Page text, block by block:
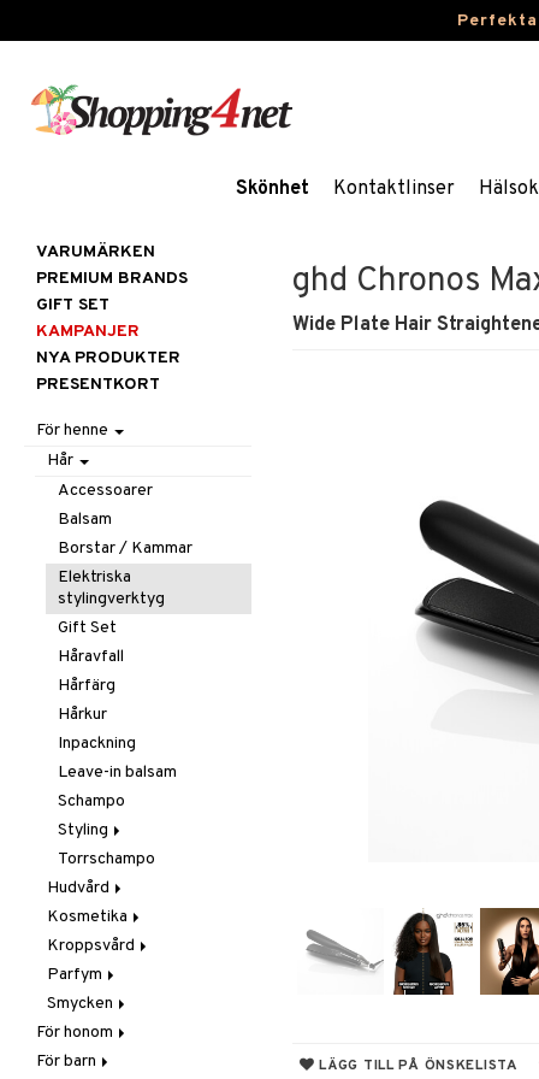
Skönhet Kontaktlinser
ghd Chronos
Wide Plate Hair
LÄGG TILL PÅ ÖNSKELISTA
VARUMÄRKEN
PREMIUM BRANDS
GIFT SET
KAMPANJER
NYA PRODUKTER
PRESENTKORT
För henne
Hår
Accessoarer
Balsam
Borstar / Kammar
Elektriska
stylingverktyg
Gift Set
Håravfall
Hårfärg
Hårkur
Inpackning
Leave-in balsam
Schampo
Styling
Glans & Antifrizz
Hårspray
Lockar
Värmeskydd
Vax & Gelé
Volymprodukter
Torrschampo
Hudvård
Ansiktscremer
Fet hy
Känslig hy
Normal hy
Torr hy
Ansiktsvård
Ansiktsvatten
Ögon makeup remover
Rengöring
Brun utan sol
Giftset
Hårborttagning
Masker
Kosmetika
Gift Set
Hud
Bronzer & Highlighter
Concealer
Färgad Dagcreme
Läppar
Balm
Läppenna
Naglar
Lösnaglar
Ögon
Kroppsvård
Badprodukter
Bodylotion
Brun utan sol
Deodorant
Parfym
Body spray
Doftljus & Rumsdoft
Eau de cologne
Smycken
Armband
Halsband
För honom
Hår
För barn